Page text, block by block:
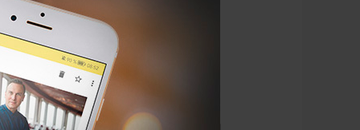
Netzwerks
klares